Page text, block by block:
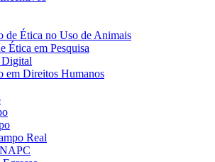
de Ética no Uso de Animais
Ética em Pesquisa
em Direitos Humanos
Real